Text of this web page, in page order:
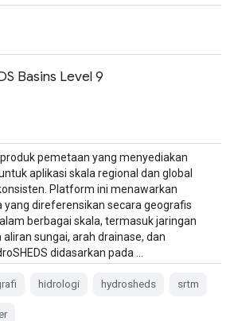
Basins Level 9
produk pemetaan yang menyediakan
aplikasi skala regional dan global
Platform ini menawarkan
yang direferensikan secara geografis
berbagai skala, termasuk jaringan
sungai, arah drainase, dan
didasarkan pada …
hidrologi hydrosheds srtm